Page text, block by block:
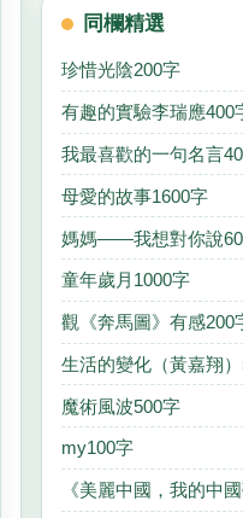
同欄精選
珍惜光陰200字
有趣的實驗李瑞應400
我最喜歡的一句名言
母愛的故事1600字
媽媽——我想對你說
童年歲月1000字
觀《奔馬圖》有感200
生活的變化（黃嘉翔
魔術風波500字
my100字
《美麗中國，我的中